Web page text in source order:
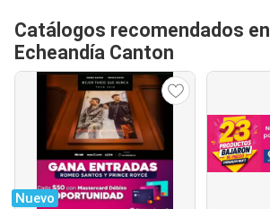
Catálogos recomendados en
Echeandía Canton
Nuevo